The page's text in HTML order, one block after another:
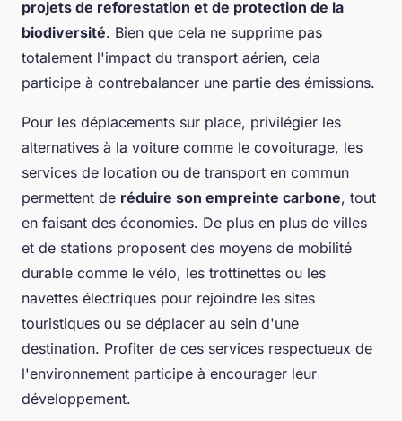
projets de reforestation et de protection de la
biodiversité. Bien que cela ne supprime pas
totalement l'impact du transport aérien, cela
participe à contrebalancer une partie des émissions.
Pour les déplacements sur place, privilégier les
alternatives à la voiture comme le covoiturage, les
services de location ou de transport en commun
permettent de réduire son empreinte carbone, tout
en faisant des économies. De plus en plus de villes
et de stations proposent des moyens de mobilité
durable comme le vélo, les trottinettes ou les
navettes électriques pour rejoindre les sites
touristiques ou se déplacer au sein d'une
destination. Profiter de ces services respectueux de
l'environnement participe à encourager leur
développement.